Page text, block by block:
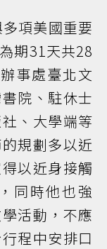
項美國重要
期31天共28
事處臺北文
院、駐休士
、大學端等
規劃多以近
以近身接觸
同時他也強
活動，不應
程中安排口